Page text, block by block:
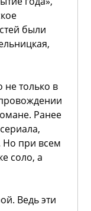
были
только в
Ранее
Но при всем
соло, а
Ведь эти